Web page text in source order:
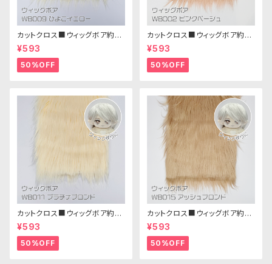
カットクロス■ウィッグボア約8c
m(ひよこイエロー)WB009ボア
生地 25cm × 45cm
¥593
50%OFF
カットクロス■ウィッグボア約8c
m(ピンクベージュ)WB002ボア
生地 25cm × 45cm
¥593
50%OFF
カットクロス■ウィッグボア約8c
m(プラチナブロンド)WB011 ボ
ア生地 25cm × 45cm
¥593
50%OFF
カットクロス■ウィッグボア約8c
m(アッシュブロンド)WB015 ボ
ア生地 25cm × 45cm
¥593
50%OFF